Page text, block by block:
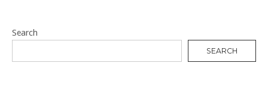
Search
SEARCH